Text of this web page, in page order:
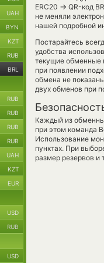
ERC20 → QR-код
не меняли
нашей подробной
Постарайтесь
удобства
текущие обменные
при появлении
обмена не
двух обменов при
Каждый из
при этом команда
Использование
пунктах. При
размер резервов и
UAH
BYN
KZT
RUB
BRL
RUB
RUB
RUB
RUB
UAH
KZT
EUR
USD
RUB
USD